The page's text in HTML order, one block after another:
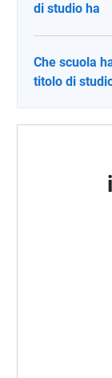
di studio ha
Che scuola
titolo di